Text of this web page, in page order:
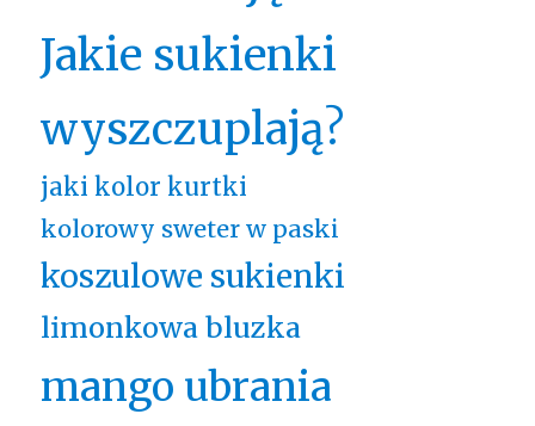
Jakie sukienki
wyszczuplają?
jaki kolor kurtki
kolorowy sweter w paski
koszulowe sukienki
limonkowa bluzka
mango ubrania